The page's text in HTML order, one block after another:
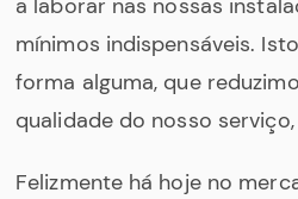
a laborar nas nossas
mínimos indispensáveis.
forma alguma, que
qualidade do nosso
Felizmente há hoje no